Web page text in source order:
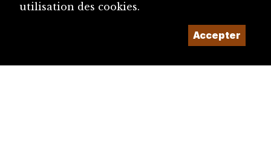
utilisation des cookies.
Accepter